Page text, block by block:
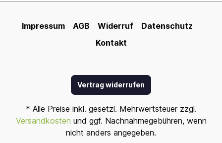
Impressum AGB Widerruf
Datenschutz
Kontakt
Vertrag widerrufen
* Alle Preise inkl. gesetzl. Mehrwertsteuer zzgl.
Versandkosten und ggf. Nachnahmegebühren, wenn
nicht anders angegeben.